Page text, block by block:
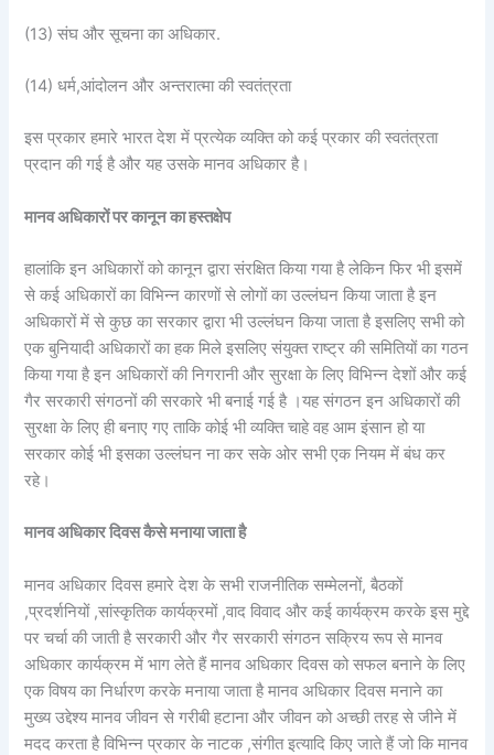
(13) संघ और सूचना का अधिकार.
(14) धर्म,आंदोलन और अन्तरात्मा की स्वतंत्रता
इस प्रकार हमारे भारत देश में प्रत्येक व्यक्ति को कई प्रकार की स्वतंत्रता
प्रदान की गई है और यह उसके मानव अधिकार है।
मानव अधिकारों पर कानून का हस्तक्षेप
हालांकि इन अधिकारों को कानून द्वारा संरक्षित किया गया है लेकिन फिर भी इसमें
से कई अधिकारों का विभिन्न कारणों से लोगों का उल्लंघन किया जाता है इन
अधिकारों में से कुछ का सरकार द्वारा भी उल्लंघन किया जाता है इसलिए सभी को
एक बुनियादी अधिकारों का हक मिले इसलिए संयुक्त राष्ट्र की समितियों का गठन
किया गया है इन अधिकारों की निगरानी और सुरक्षा के लिए विभिन्न देशों और कई
गैर सरकारी संगठनों की सरकारे भी बनाई गई है ।यह संगठन इन अधिकारों की
सुरक्षा के लिए ही बनाए गए ताकि कोई भी व्यक्ति चाहे वह आम इंसान हो या
सरकार कोई भी इसका उल्लंघन ना कर सके ओर सभी एक नियम में बंध कर
रहे।
मानव अधिकार दिवस कैसे मनाया जाता है
मानव अधिकार दिवस हमारे देश के सभी राजनीतिक सम्मेलनों, बैठकों
,प्रदर्शनियों ,सांस्कृतिक कार्यक्रमों ,वाद विवाद और कई कार्यक्रम करके इस मुद्दे
पर चर्चा की जाती है सरकारी और गैर सरकारी संगठन सक्रिय रूप से मानव
अधिकार कार्यक्रम में भाग लेते हैं मानव अधिकार दिवस को सफल बनाने के लिए
एक विषय का निर्धारण करके मनाया जाता है मानव अधिकार दिवस मनाने का
मुख्य उद्देश्य मानव जीवन से गरीबी हटाना और जीवन को अच्छी तरह से जीने में
मदद करता है विभिन्न प्रकार के नाटक ,संगीत इत्यादि किए जाते हैं जो कि मानव